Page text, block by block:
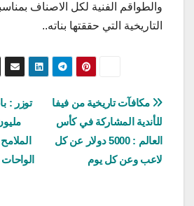
والطواقم الفنية لكل الاصناف
التاريخية التي حققتها بناته..
تصفّح
المقالات
مكافآت تاريخية من فيفا
للأندية المشاركة في كأس
العالم : 5000 دولار عن كل
لاعب وعن كل يوم